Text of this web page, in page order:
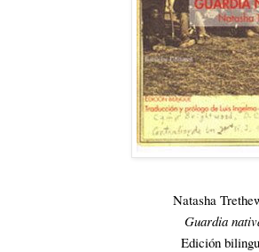
Natasha
Guardia
Edición